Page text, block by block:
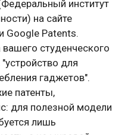
институт
на сайте
Google Patents.
студенческого
для
гаджетов".
патенты,
для полезной модели
лишь